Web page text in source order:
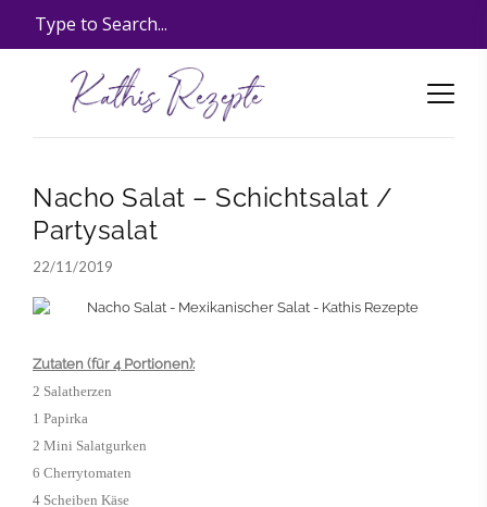
Nacho Salat – Schichtsalat /
Partysalat
22/11/2019
Zutaten (für 4 Portionen):
2 Salatherzen
1 Papirka
2 Mini Salatgurken
6 Cherrytomaten
4 Scheiben Käse